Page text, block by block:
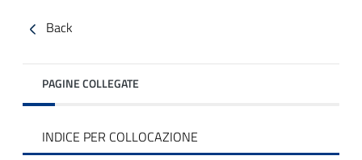
Back
PAGINE COLLEGATE
INDICE PER COLLOCAZIONE